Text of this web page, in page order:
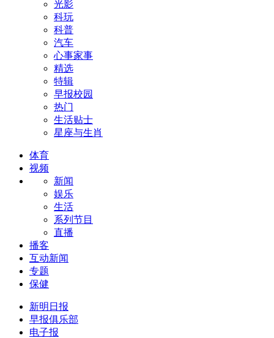
光影
科玩
科普
汽车
心事家事
精选
特辑
早报校园
热门
生活贴士
星座与生肖
体育
视频
新闻
娱乐
生活
系列节目
直播
播客
互动新闻
专题
保健
新明日报
早报俱乐部
电子报